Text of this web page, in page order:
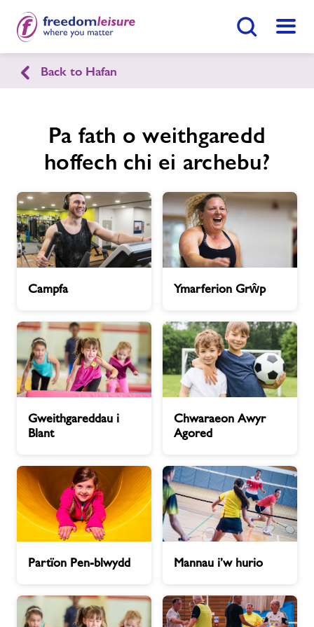
English Cymraeg
Canolfan Chwaraeon Llandeilo
Ferwallt
Hafan
Ein cyfleusterau
Amserlenni
Aelodaethau
Newyddion
Cysylltwch â ni
Ynghylch Freedom Leisure
Ymunwch Nawr
Gwnewch Ymholiad Nawr
Back to Hafan
Pa fath o weithgaredd
hoffech chi ei archebu?
Campfa
Grŵp
Ymarferion Grŵp
Blant
Gweithgareddau i
Blant
Awyr
Agored
Chwaraeon Awyr
Agored
Pen-
Partïon Pen-blwydd
i’wMannau i’w hurio